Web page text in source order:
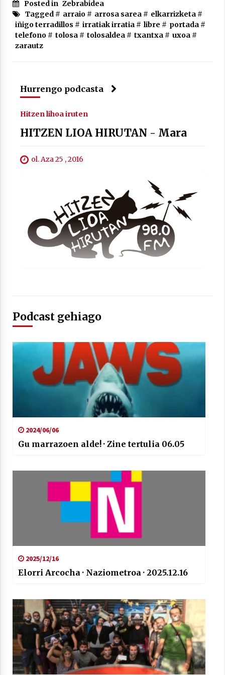
Hala Bedi irratiko Hizpidea saioan
2021/07/03
Zebrabidearen denboraldi amaiera
EHZtik
2021/07/01
2021/06/30
Posted in Zebrabidea
Tagged # arraio# arrosa sarea# elkarrizketa#
iñigo terradillos # irratiak irratia# libre # portada#
telefono# tolosa# tolosaldea# txantxa# uxoa#
zarautz
Hurrengo podcasta
Hitzen lihoa iruten
HITZEN LIOA HIRUTAN - Mara
ol. Aza 25 , 2016
Podcast gehiago
2024/06/06
Gu marrazoen alde! · Zine tertulia 06.05
2025/12/16
Elorri Arcocha · Naziometroa · 2025.12.16